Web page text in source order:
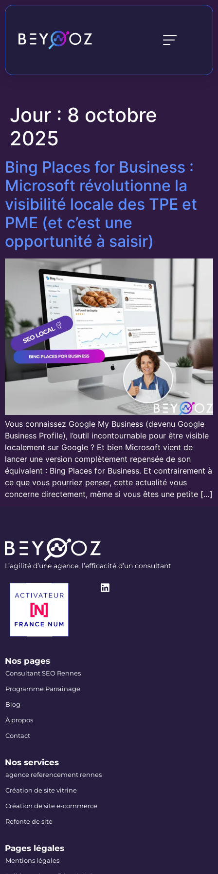
Jour : 8 octobre
2025
Bing Places for Business :
Microsoft révolutionne la
visibilité locale des TPE et
PME (et c’est une
opportunité à saisir)
Vous connaissez Google My Business (devenu Google
Business Profile), l’outil incontournable pour être visible
localement sur Google ? Et bien Microsoft vient de
lancer une version complètement repensée de son
équivalent : Bing Places for Business. Et contrairement à
ce que vous pourriez penser, cette actualité vous
concerne directement, même si vous êtes une petite […]
L’agilité d’une agence, l’efficacité d’un consultant
Nos pages
Consultant SEO Rennes
Programme Parrainage
Blog
À propos
Contact
Nos services
agence referencement rennes
Création de site vitrine
Création de site e-commerce
Refonte de site
Pages légales
Mentions légales